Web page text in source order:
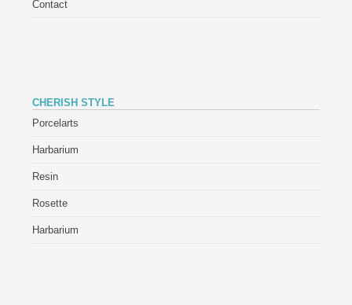
Contact
CHERISH STYLE
Porcelarts
Harbarium
Resin
Rosette
Harbarium